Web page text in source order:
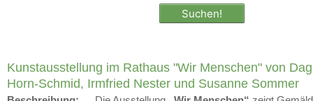
Kunstausstellung im Rathaus "Wir Menschen" von
Horn-Schmid, Irmfried Nester und Susanne Sommer